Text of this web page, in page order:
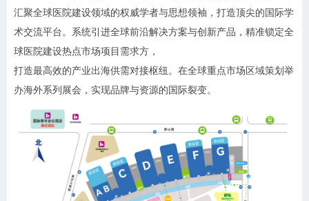
汇聚全球医院建设领域的权威学者与思想领袖，打造顶尖的国际学
术交流平台。系统引进全球前沿解决方案与创新产品，精准锁定全
球医院建设热点市场项目需求方，
打造最高效的产业出海供需对接枢纽。在全球重点市场区域策划举
办海外系列展会，实现品牌与资源的国际裂变。